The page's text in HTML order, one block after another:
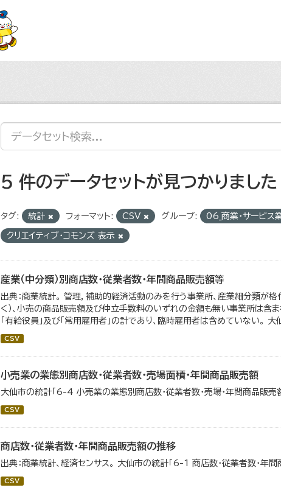
5 件のデータセットが見つかりました
タグ: 統計 フォーマット: CSV グループ: 06_商業・サービス
クリエイティブ・コモンズ 表示
産業（中分類）別商店数・従業者数・年間商品販売額等
出典：商業統計。 管理，補助的経済活動のみを行う事業所、産業細分類が
く）、小売の商品販売額及び仲立手数料のいずれの金額も無い事業所は含ま
「有給役員」及び「常用雇用者」の計であり、臨時雇用者は含めていない。
CSV
小売業の業態別商店数・従業者数・売場面積・年間商品販売額
大仙市の統計「6-4 小売業の業態別商店数・従業者数・売場・年間商品販売額
CSV
商店数・従業者数・年間商品販売額の推移
出典：商業統計、経済センサス。 大仙市の統計「6-1 商店数・従業者数・年
CSV